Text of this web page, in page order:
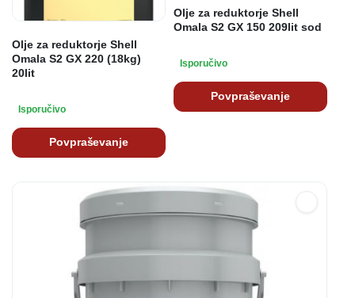
Olje za reduktorje Shell
Omala S2 GX 220 (18kg)
20lit
Isporučivo
Povpraševanje
Olje za reduktorje Shell
Omala S2 GX 150 209lit sod
Isporučivo
Povpraševanje